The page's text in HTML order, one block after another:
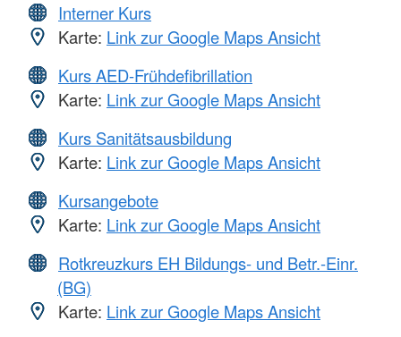
Interner Kurs
Karte: Link zur Google Maps Ansicht
Kurs AED-Frühdefibrillation
Karte: Link zur Google Maps Ansicht
Kurs Sanitätsausbildung
Karte: Link zur Google Maps Ansicht
Kursangebote
Karte: Link zur Google Maps Ansicht
Rotkreuzkurs EH Bildungs- und Betr.-Einr.
(BG)
Karte: Link zur Google Maps Ansicht